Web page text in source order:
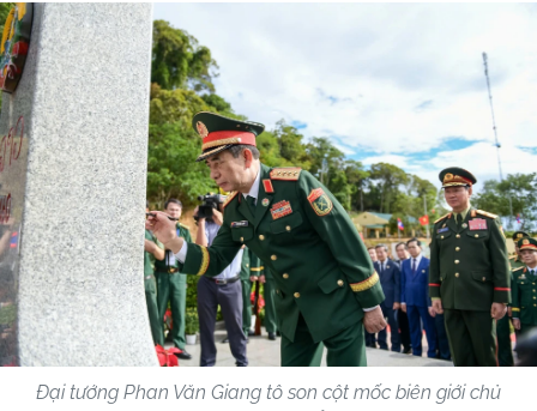
Đại tướng Phan Văn Giang tô son cột mốc biên giới chủ